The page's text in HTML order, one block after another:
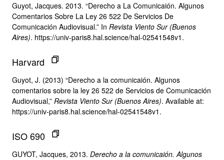
Guyot, Jacques. 2013. “Derecho a La Comunicaión. Algunos
Comentarios Sobre La Ley 26 522 De Servicios De
Comunicación Audiovisual.” In Revista Viento Sur (Buenos
Aires). https://univ-paris8.hal.science/hal-02541548v1.
Harvard
Guyot, J. (2013) “Derecho a la comunicaión. Algunos
comentarios sobre la ley 26 522 de Servicios de Comunicación
Audiovisual,” Revista Viento Sur (Buenos Aires). Available at:
https://univ-paris8.hal.science/hal-02541548v1.
ISO 690
GUYOT, Jacques, 2013. Derecho a la comunicaión. Algunos